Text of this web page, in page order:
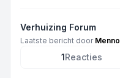
Verhuizing Forum
Laatste bericht door Menno
1Reacties